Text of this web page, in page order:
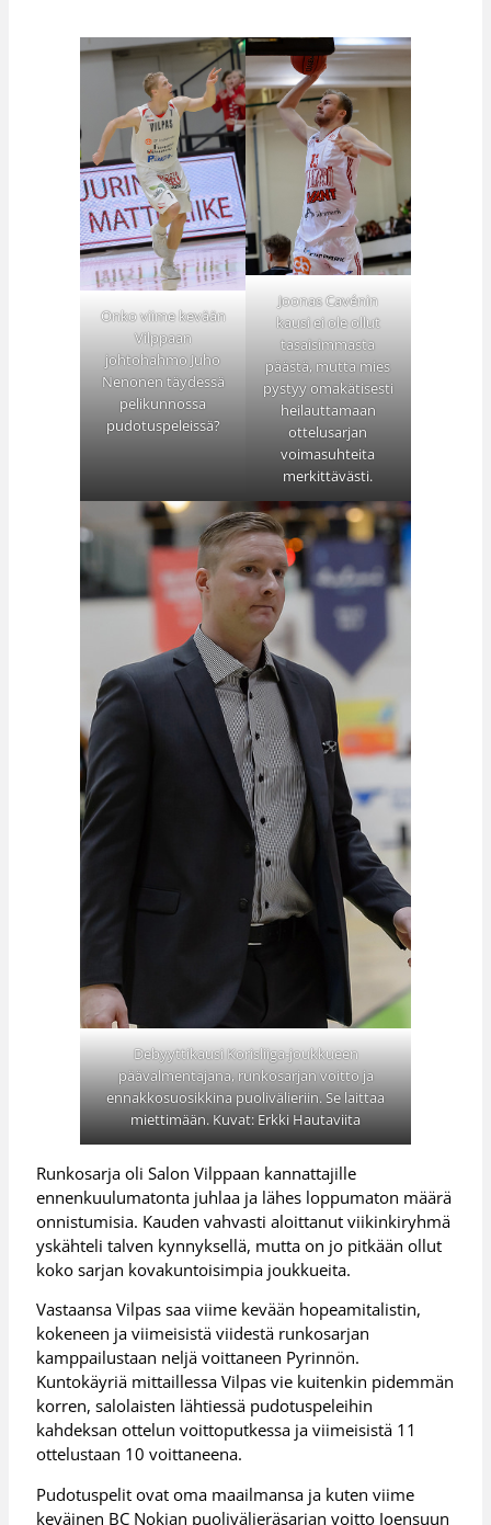
Onko viime kevään
Vilppaan
johtohahmo Juho
Nenonen täydessä
pelikunnossa
pudotuspeleissä?
Joonas Cavénin
kausi ei ole ollut
tasaisimmasta
päästä, mutta mies
pystyy omakätisesti
heilauttamaan
ottelusarjan
voimasuhteita
merkittävästi.
Debyyttikausi Korisliiga-joukkueen
päävalmentajana, runkosarjan voitto ja
ennakkosuosikkina puolivälieriin. Se laittaa
miettimään. Kuvat: Erkki Hautaviita
Runkosarja oli Salon Vilppaan kannattajille
ennenkuulumatonta juhlaa ja lähes loppumaton määrä
onnistumisia. Kauden vahvasti aloittanut viikinkiryhmä
yskähteli talven kynnyksellä, mutta on jo pitkään ollut
koko sarjan kovakuntoisimpia joukkueita.
Vastaansa Vilpas saa viime kevään hopeamitalistin,
kokeneen ja viimeisistä viidestä runkosarjan
kamppailustaan neljä voittaneen Pyrinnön.
Kuntokäyriä mittaillessa Vilpas vie kuitenkin pidemmän
korren, salolaisten lähtiessä pudotuspeleihin
kahdeksan ottelun voittoputkessa ja viimeisistä 11
ottelustaan 10 voittaneena.
Pudotuspelit ovat oma maailmansa ja kuten viime
keväinen BC Nokian puolivälieräsarjan voitto Joensuun